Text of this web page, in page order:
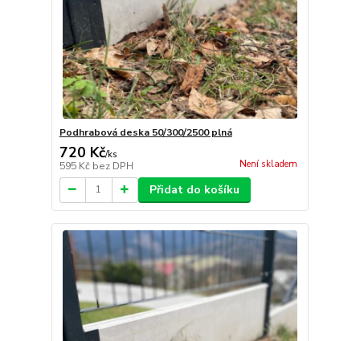
Podhrabová deska 50/300/2500 plná
720 Kč/ks
595 Kč bez DPH Není skladem
Přidat do košíku